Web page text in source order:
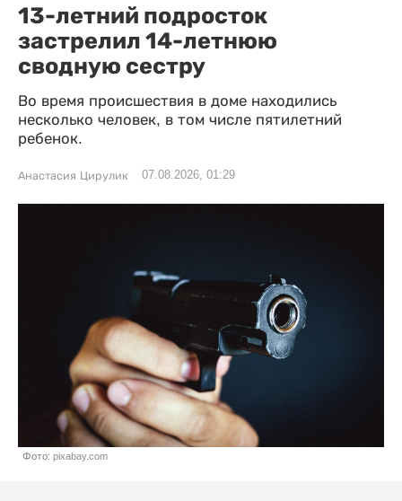
13-летний подросток
застрелил 14-летнюю
сводную сестру
Во время происшествия в доме находились
несколько человек, в том числе пятилетний
ребенок.
Анастасия Цирулик 07.08.2026, 01:29
Фото: pixabay.com